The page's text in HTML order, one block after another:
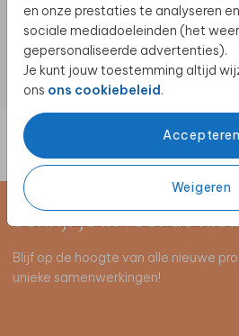
en onze prestaties te analyseren
sociale mediadoeleinden (het
gepersonaliseerde advertenties).
Je kunt jouw toestemming altijd
ons ons cookiebeleid.
Accepteren
Weigeren
KERAMIEK
Schrijf je in voor de
Blijf op de hoogte van alle nieuwe
unieke samenwerkingen!